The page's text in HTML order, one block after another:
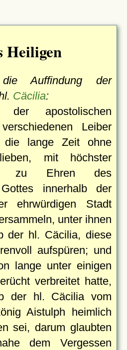
Heiligen
Auffindung der
Cäcilia:
apostolischen
Leiber
die lange Zeit ohne
mit höchster
zu Ehren des
innerhalb der
ehrwürdigen Stadt
unter ihnen
der hl. Cäcilia, diese
aufspüren; und
lange unter einigen
verbreitet hatte,
der hl. Cäcilia vom
Aistulph heimlich
sei, darum glaubten
dem Vergessen